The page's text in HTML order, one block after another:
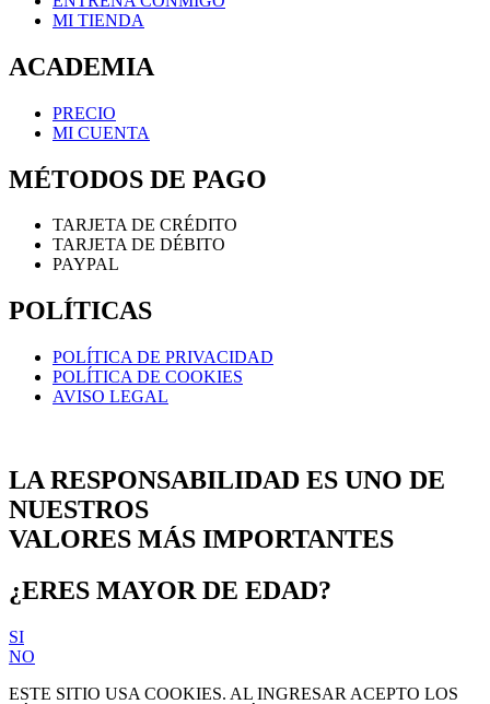
MI TIENDA
ACADEMIA
PRECIO
MI CUENTA
MÉTODOS DE PAGO
TARJETA DE CRÉDITO
TARJETA DE DÉBITO
PAYPAL
POLÍTICAS
POLÍTICA DE PRIVACIDAD
POLÍTICA DE COOKIES
AVISO LEGAL
LA RESPONSABILIDAD ES UNO DE
NUESTROS
VALORES MÁS IMPORTANTES
¿ERES MAYOR DE EDAD?
SI
NO
ESTE SITIO USA COOKIES. AL INGRESAR ACEPTO LOS